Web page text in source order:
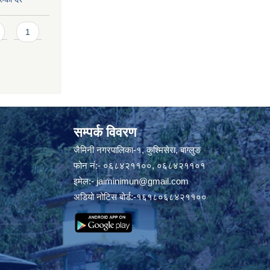
1
सम्पर्क विवरण
जैमिनी नगरपालिका-१, कुश्मिसेरा, बाग्लुङ
फोन नं:- ०६८४२११००, ०६८४२११०१
इमेल:-jaiminimun@gmail.com
अडियो नोटिस बोर्ड:-१६१८०६८४२११००